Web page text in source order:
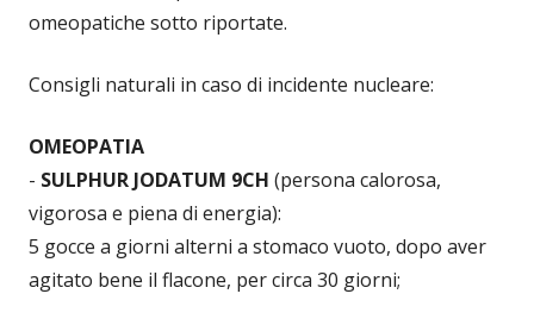
omeopatiche sotto riportate.
Consigli naturali in caso di incidente nucleare:
OMEOPATIA
- SULPHUR JODATUM 9CH (persona calorosa,
vigorosa e piena di energia):
5 gocce a giorni alterni a stomaco vuoto, dopo aver
agitato bene il flacone, per circa 30 giorni;